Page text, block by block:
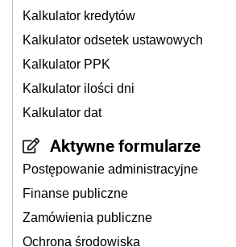
Kalkulator kredytów
Kalkulator odsetek ustawowych
Kalkulator PPK
Kalkulator ilości dni
Kalkulator dat
Aktywne formularze
Postępowanie administracyjne
Finanse publiczne
Zamówienia publiczne
Ochrona środowiska